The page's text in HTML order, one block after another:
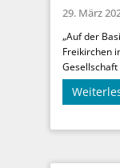
29. März
„Auf der
Freikirchen
Gesellschaft